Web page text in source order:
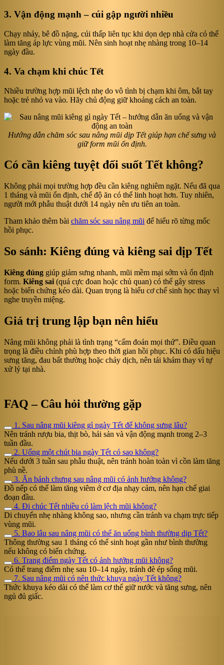
3. Vận động mạnh – cúi gập người nhiều
Chạy nhảy, bê đồ nặng, cúi thấp liên tục khi dọn dẹp nhà cửa có thể
làm tăng áp lực vùng mũi. Nên sinh hoạt nhẹ nhàng trong 10–14
ngày đầu.
4. Va chạm khi chúc Tết
Nhiều trường hợp mũi lệch nhẹ do vô tình bị chạm khi ôm, bắt tay
hoặc trẻ nhỏ va vào. Hãy chủ động giữ khoảng cách an toàn.
Hướng dẫn chăm sóc sau nâng mũi dịp Tết giúp hạn chế sưng và
giữ form mũi ổn định.
Có cần kiêng tuyệt đối suốt Tết không?
Không phải mọi trường hợp đều cần kiêng nghiêm ngặt. Nếu đã qua
1 tháng và mũi ổn định, chế độ ăn có thể linh hoạt hơn. Tuy nhiên,
người mới phẫu thuật dưới 14 ngày nên ưu tiên an toàn.
Tham khảo thêm bài chăm sóc sau nâng mũi để hiểu rõ từng mốc
hồi phục.
So sánh: Kiêng đúng và kiêng sai dịp Tết
Kiêng đúng giúp giảm sưng nhanh, mũi mềm mại sớm và ổn định
form. Kiêng sai (quá cực đoan hoặc chủ quan) có thể gây stress
hoặc biến chứng kéo dài. Quan trọng là hiểu cơ chế sinh học thay vì
nghe truyền miệng.
Giá trị trung lập bạn nên hiểu
Nâng mũi không phải là tình trạng “cấm đoán mọi thứ”. Điều quan
trọng là điều chỉnh phù hợp theo thời gian hồi phục. Khi có dấu hiệu
sưng tăng, đau bất thường hoặc chảy dịch, nên tái khám thay vì tự
xử lý tại nhà.
FAQ – Câu hỏi thường gặp
1. Sau nâng mũi kiêng gì ngày Tết để không sưng lâu?
Nên tránh rượu bia, thịt bò, hải sản và vận động mạnh trong 2–3
tuần đầu.
2. Uống một chút bia ngày Tết có sao không?
Nếu dưới 3 tuần sau phẫu thuật, nên tránh hoàn toàn vì cồn làm tăng
phù nề.
3. Ăn bánh chưng sau nâng mũi có ảnh hưởng không?
Đồ nếp có thể làm tăng viêm ở cơ địa nhạy cảm, nên hạn chế giai
đoạn đầu.
4. Đi chúc Tết nhiều có làm lệch mũi không?
Di chuyển nhẹ nhàng không sao, nhưng cần tránh va chạm trực tiếp
vùng mũi.
5. Bao lâu sau nâng mũi có thể ăn uống bình thường dịp Tết?
Thông thường sau 1 tháng có thể sinh hoạt gần như bình thường
nếu không có biến chứng.
6. Trang điểm ngày Tết có ảnh hưởng mũi không?
Có thể trang điểm nhẹ sau 10–14 ngày, tránh đè ép sống mũi.
7. Sau nâng mũi có nên thức khuya ngày Tết không?
Thức khuya kéo dài có thể làm cơ thể giữ nước và tăng sưng, nên
ngủ đủ giấc.